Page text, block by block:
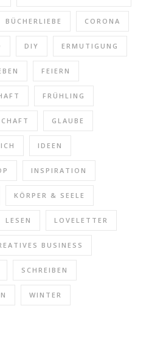
BÜCHERLIEBE CORONA
DIY ERMUTIGUNG
FEIERN
FRÜHLING
GLAUBE
ICH IDEEN
INSPIRATION
KÖRPER & SEELE
LESEN LOVELETTER
BUSINESS
SCHREIBEN
WINTER